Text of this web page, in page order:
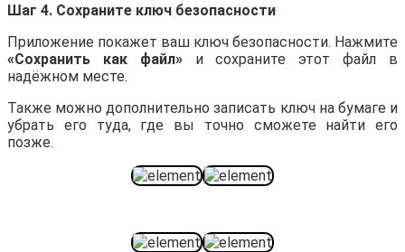
Шаг 4. Сохраните ключ безопасности
Приложение покажет ваш ключ безопасности. Нажмите
«Сохранить как файл»и сохраните этот файл в
надёжном месте.
Также можно дополнительно записать ключ на бумаге и
убрать его туда, где вы точно сможете найти его
позже.